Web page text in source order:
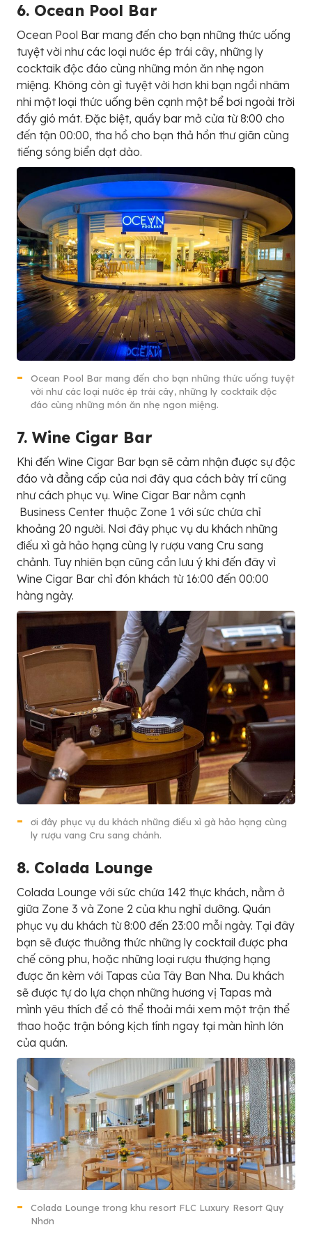
6. Ocean Pool Bar
Ocean Pool Bar mang đến cho bạn những thức uống
tuyệt vời như các loại nước ép trái cây, những ly
cocktaik độc đáo cùng những món ăn nhẹ ngon
miệng. Không còn gì tuyệt vời hơn khi bạn ngồi nhâm
nhi một loại thức uống bên cạnh một bể bơi ngoài trời
đầy gió mát. Đặc biệt, quầy bar mở cửa từ 8:00 cho
đến tận 00:00, tha hồ cho bạn thả hồn thư giãn cùng
tiếng sóng biển dạt dào.
Ocean Pool Bar mang đến cho bạn những thức uống tuyệt
vời như các loại nước ép trái cây, những ly cocktaik độc
đáo cùng những món ăn nhẹ ngon miệng.
7. Wine Cigar Bar
Khi đến Wine Cigar Bar bạn sẽ cảm nhận được sự độc
đáo và đẳng cấp của nơi đây qua cách bày trí cũng
như cách phục vụ. Wine Cigar Bar nằm cạnh
Business Center thuộc Zone 1 với sức chứa chỉ
khoảng 20 người. Nơi đây phục vụ du khách những
điếu xì gà hảo hạng cùng ly rượu vang Cru sang
chảnh. Tuy nhiên bạn cũng cần lưu ý khi đến đây vì
Wine Cigar Bar chỉ đón khách từ 16:00 đến 00:00
hàng ngày.
ơi đây phục vụ du khách những điếu xì gà hảo hạng cùng
ly rượu vang Cru sang chảnh.
8. Colada Lounge
Colada Lounge với sức chứa 142 thực khách, nằm ở
giữa Zone 3 và Zone 2 của khu nghỉ dưỡng. Quán
phục vụ du khách từ 8:00 đến 23:00 mỗi ngày. Tại đây
bạn sẽ được thưởng thức những ly cocktail được pha
chế công phu, hoặc những loại rượu thượng hạng
được ăn kèm với Tapas của Tây Ban Nha. Du khách
sẽ được tự do lựa chọn những hương vị Tapas mà
mình yêu thích để có thể thoải mái xem một trận thể
thao hoặc trận bóng kịch tính ngay tại màn hình lớn
của quán.
Colada Lounge trong khu resort FLC Luxury Resort Quy
Nhơn